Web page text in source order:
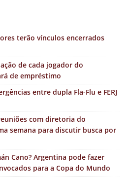
terão vínculos encerrados
de cada jogador do
de empréstimo
entre dupla Fla-Flu e FERJ
com diretoria do
semana para discutir busca por
Cano? Argentina pode fazer
para a Copa do Mundo